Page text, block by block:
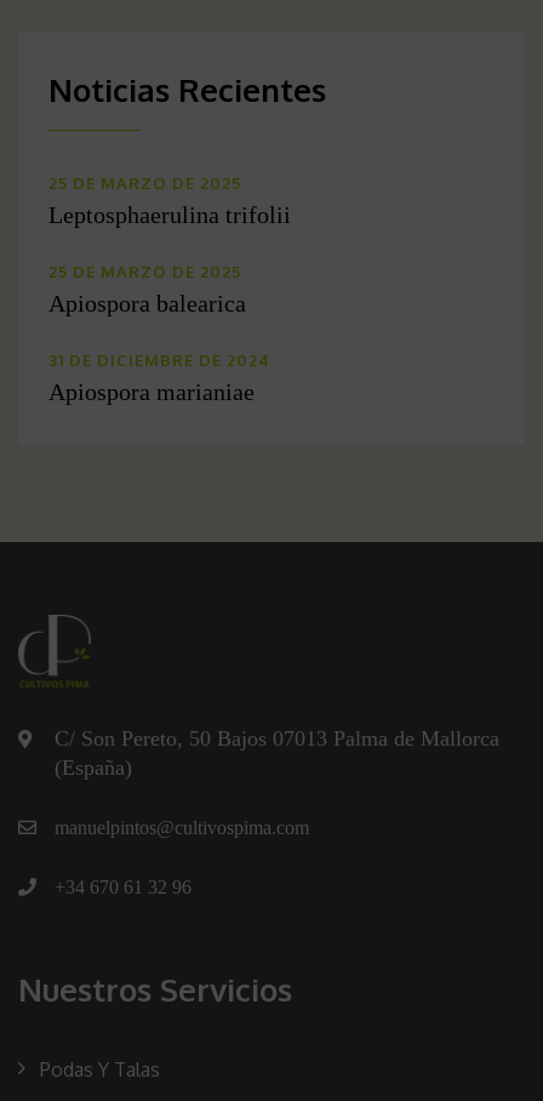
Noticias Recientes
25 DE MARZO DE 2025
Leptosphaerulina trifolii
25 DE MARZO DE 2025
Apiospora balearica
31 DE DICIEMBRE DE 2024
Apiospora marianiae
C/ Son Pereto, 50 Bajos 07013 Palma de Mallorca
(España)
manuelpintos@cultivospima.com
+34 670 61 32 96
Nuestros Servicios
Podas Y Talas